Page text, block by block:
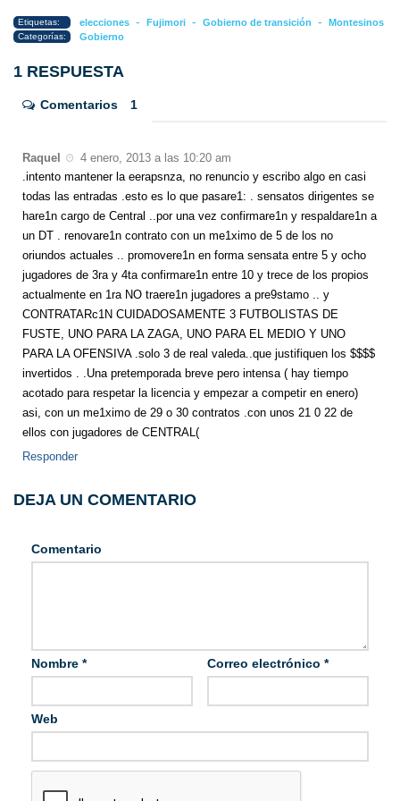
Etiquetas: elecciones - Fujimori - Gobierno de transición - Montesinos
Categorías: Gobierno
1 RESPUESTA
Comentarios 1
Raquel
4 enero, 2013 a las 10:20 am
.intento mantener la eerapsnza, no renuncio y escribo algo en casi
todas las entradas .esto es lo que pasare1: . sensatos dirigentes se
hare1n cargo de Central ..por una vez confirmare1n y respaldare1n a
un DT . renovare1n contrato con un me1ximo de 5 de los no
oriundos actuales .. promovere1n en forma sensata entre 5 y ocho
jugadores de 3ra y 4ta confirmare1n entre 10 y trece de los propios
actualmente en 1ra NO traere1n jugadores a pre9stamo .. y
CONTRATARc1N CUIDADOSAMENTE 3 FUTBOLISTAS DE
FUSTE, UNO PARA LA ZAGA, UNO PARA EL MEDIO Y UNO
PARA LA OFENSIVA .solo 3 de real valeda..que justifiquen los $$$$
invertidos . .Una pretemporada breve pero intensa ( hay tiempo
acotado para respetar la licencia y empezar a competir en enero)
asi, con un me1ximo de 29 o 30 contratos .con unos 21 0 22 de
ellos con jugadores de CENTRAL(
Responder
DEJA UN COMENTARIO
Comentario
Nombre * Correo electrónico *
Web